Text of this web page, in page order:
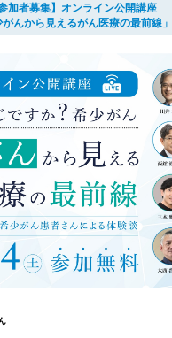
参加者募集】オンライン公開講座
がんから見えるがん医療の最前線」